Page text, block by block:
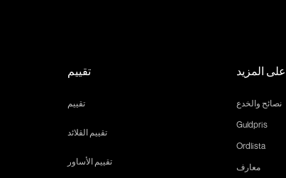
تقييم
تقييم
تقييم القلائد
تقييم الأساور
المزيد
نصائح والخدع
Guldpris
Ordlista
معارف